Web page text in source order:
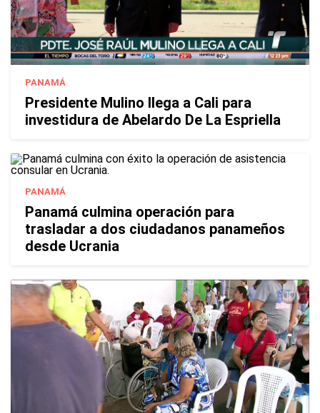
PANAMÁ
Presidente Mulino llega a Cali para
investidura de Abelardo De La Espriella
PANAMÁ
Panamá culmina operación para
trasladar a dos ciudadanos panameños
desde Ucrania